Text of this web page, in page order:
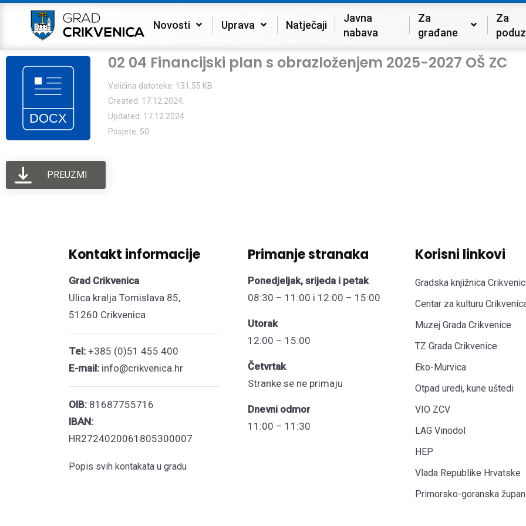
Novosti Uprava Natječaji
Javna
nabava
Za
građane
Za
02 04 Financijski plan s obrazloženjem 2025-2027 OŠ ZC
Veličina datoteke: 131.55 KB
Created: 17.12.2024.
Updated: 17.12.2024.
Posjete: 50
PREUZMI
Kontakt informacije
Grad Crikvenica
Ulica kralja Tomislava 85,
51260 Crikvenica
Tel: +385 (0)51 455 400
E-mail: info@crikvenica.hr
OIB: 81687755716
IBAN:
HR2724020061805300007
Popis svih kontakata u gradu
Primanje stranaka
Ponedjeljak, srijeda i petak
08:30 – 11:00 i 12:00 – 15:00
Utorak
12:00 – 15:00
Četvrtak
Stranke se ne primaju
Dnevni odmor
11:00 – 11:30
Korisni linkovi
Gradska knjižnica
Centar za kulturu
Muzej Grada Crikvenice
TZ Grada Crikvenice
Eko-Murvica
Otpad uredi, kune uštedi
VIO ZCV
LAG Vinodol
HEP
Vlada Republike Hrvatske
Primorsko-goranska